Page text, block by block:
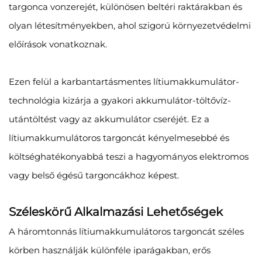
targonca vonzerejét, különösen beltéri raktárakban és
olyan létesítményekben, ahol szigorú környezetvédelmi
előírások vonatkoznak.
Ezen felül a karbantartásmentes lítiumakkumulátor-
technológia kizárja a gyakori akkumulátor-töltővíz-
utántöltést vagy az akkumulátor cseréjét. Ez a
lítiumakkumulátoros targoncát kényelmesebbé és
költséghatékonyabbá teszi a hagyományos elektromos
vagy belső égésű targoncákhoz képest.
Széleskörű Alkalmazási Lehetőségek
A háromtonnás lítiumakkumulátoros targoncát széles
körben használják különféle iparágakban, erős